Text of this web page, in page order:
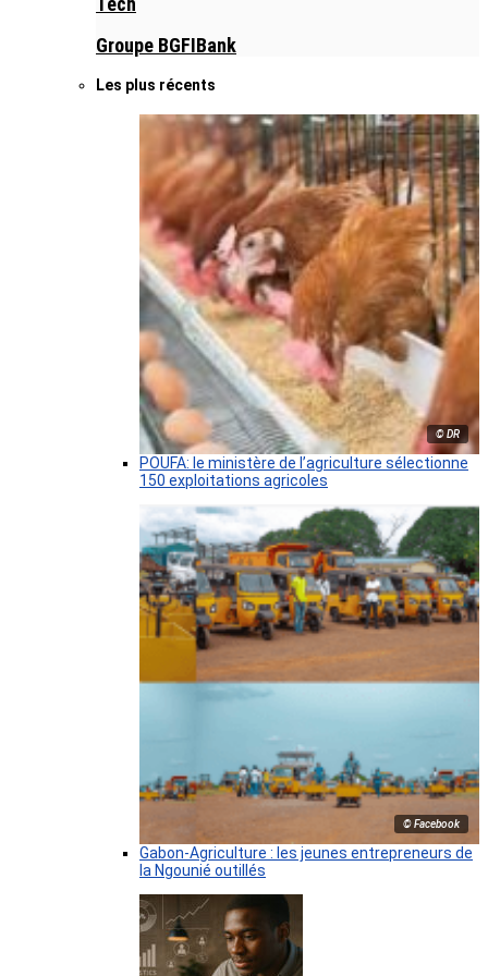
Groupe BGFIBank
Les plus récents
© DR
POUFA: le ministère de l’agriculture sélectionne
150 exploitations agricoles
© Facebook
Gabon-Agriculture : les jeunes entrepreneurs de
la Ngounié outillés